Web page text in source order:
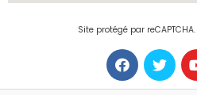
Site protégé par reCAPTCHA.